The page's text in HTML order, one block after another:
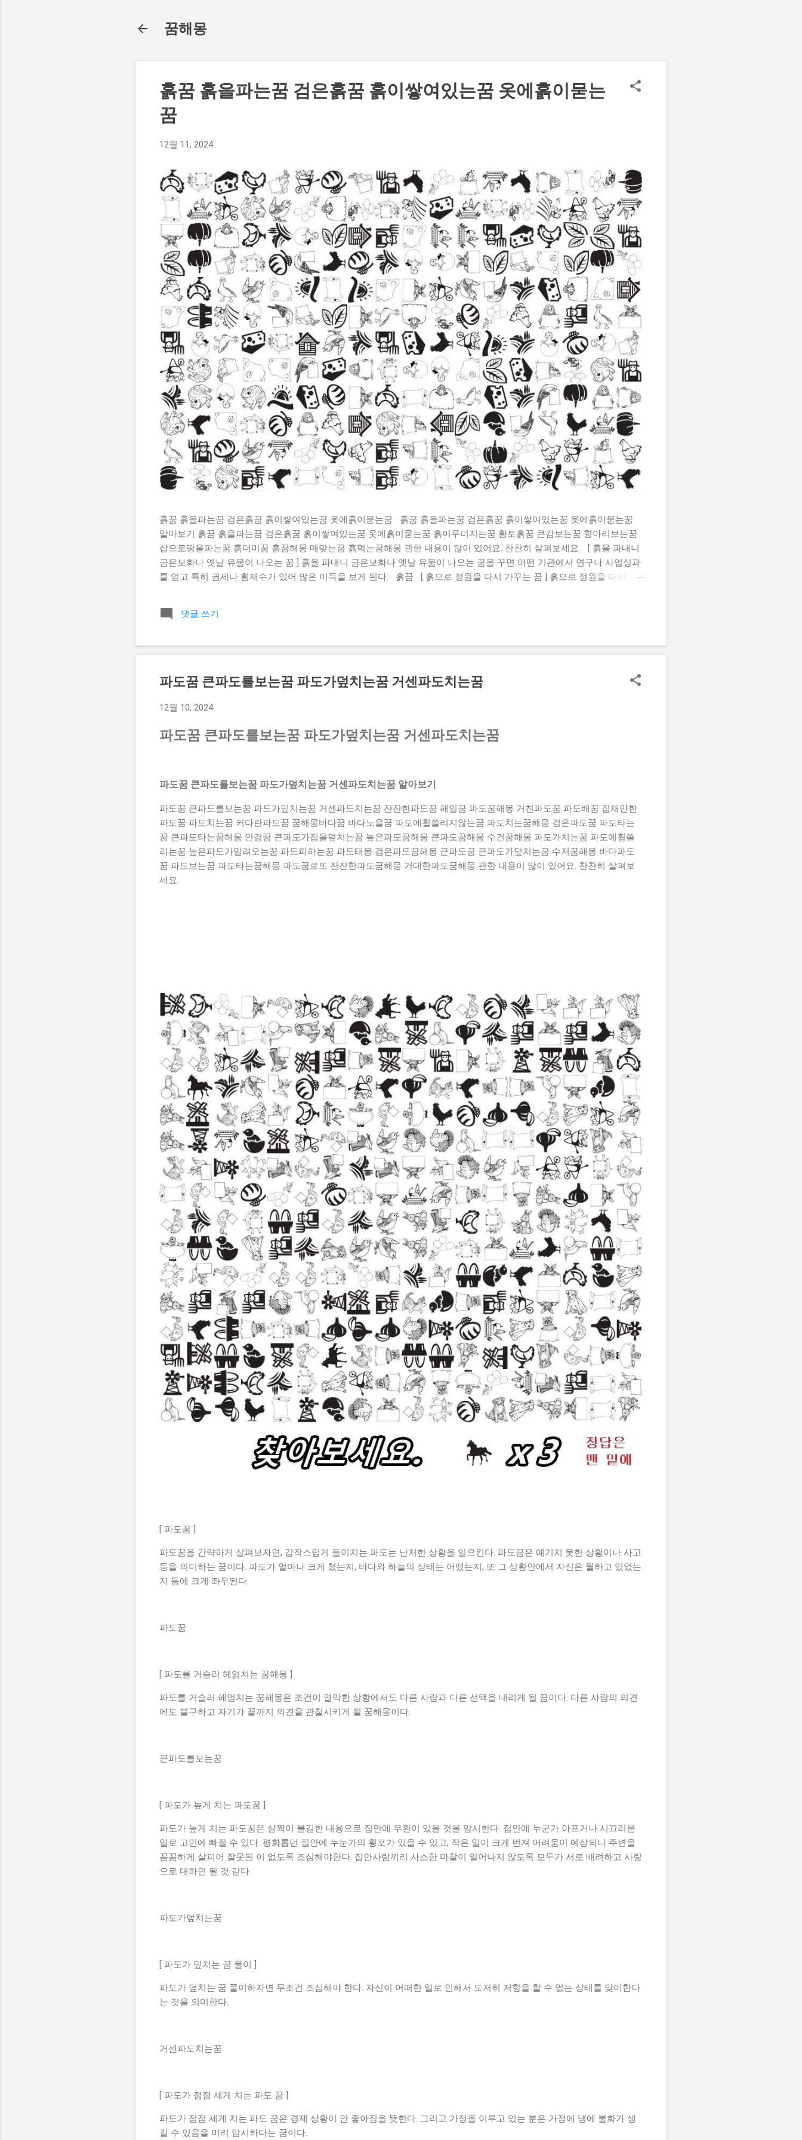
꿈해몽
흙꿈 흙을파는꿈 검은흙꿈 흙이쌓여있는꿈 옷에흙이묻는
꿈
12월 11, 2024
흙꿈 흙을파는꿈 검은흙꿈 흙이쌓여있는꿈 옷에흙이묻는꿈 흙꿈 흙을파는꿈 검은흙꿈 흙이쌓여있는꿈 옷에흙이묻는꿈
알아보기 흙꿈 흙을파는꿈 검은흙꿈 흙이쌓여있는꿈 옷에흙이묻는꿈 흙이무너지는꿈 황토흙꿈 큰감보는꿈 항아리보는꿈
삽으로땅을파는꿈 흙더미꿈 흙꿈해몽 매맞는꿈 흙먹는꿈해몽 관한 내용이 많이 있어요. 찬찬히 살펴보세요. [ 흙을 파내니
금은보화나 옛날 유물이 나오는 꿈 ] 흙을 파내니 금은보화나 옛날 유물이 나오는 꿈을 꾸면 어떤 기관에서 연구나 사업성과
를 얻고 특히 권세나 횡재수가 있어 많은 이득을 보게 된다. 흙꿈 [ 흙으로 정원을 다시 가꾸는 꿈 ] 흙으로 정원을 다시 가
는 꿈을 꾸게되면 생활환경이 안정될 조짐으로 좋은 꿈이다. 또는 술대접을 받을 일이 생긴다. 검은흙꿈 [ 진흙 수렁에 빠
지는 꿈 ] 진흙 수렁에 빠지는 꿈을 꾸었다면 생활이나 사업상 많은 곤경에 처하게 된다. 흙이쌓여있는꿈 [ 흙 속에서 물건
금은보화나 골동품이 나오는 꿈 ] 흙 속에서 금은보화나 골동품이 나오는 꿈을 꾸면 하는 일이 크게 성공하거나 권세를 얻게
창작활동을 하거나 사업을 꾸려나가게 되며, 여러 차례 어려움을 극복하고 노력한 대가를 거두게 된다. 황토흙꿈 [ 흙을 파
내서 차나 수레에 실어 집으로 오는 꿈 ] 흙을 파내서 차나 수레에 실어 집으로...
댓글 쓰기
파도꿈 큰파도를보는꿈 파도가덮치는꿈 거센파도치는꿈
12월 10, 2024
파도꿈 큰파도를보는꿈 파도가덮치는꿈 거센파도치는꿈
파도꿈 큰파도를보는꿈 파도가덮치는꿈 거센파도치는꿈 알아보기
파도꿈 큰파도를보는꿈 파도가덮치는꿈 거센파도치는꿈 잔잔한파도꿈 해일꿈 파도꿈해몽 거친파도꿈 파도배꿈 집채만한
파도꿈 파도치는꿈 커다란파도꿈 꿈해몽바다꿈 바다노을꿈 파도에휩쓸리지않는꿈 파도치는꿈해몽 검은파도꿈 파도타는
꿈 큰파도타는꿈해몽 안경꿈 큰파도가집을덮치는꿈 높은파도꿈해몽 큰파도꿈해몽 수건꿈해몽 파도가치는꿈 파도에휩쓸
리는꿈 높은파도가밀려오는꿈 파도피하는꿈 파도태몽 검은파도꿈해몽 큰파도꿈 큰파도가덮치는꿈 수저꿈해몽 바다파도
꿈 파도보는꿈 파도타는꿈해몽 파도꿈로또 잔잔한파도꿈해몽 거대한파도꿈해몽 관한 내용이 많이 있어요. 찬찬히 살펴보
세요.
[ 파도꿈 ]
파도꿈을 간략하게 살펴보자면, 갑작스럽게 들이치는 파도는 난처한 상황을 일으킨다. 파도꿈은 예기치 못한 상황이나 사고
등을 의미하는 꿈이다. 파도가 얼마나 크게 쳤는지, 바다와 하늘의 상태는 어땠는지, 또 그 상황안에서 자신은 뭘하고 있었는
지 등에 크게 좌우된다.
파도꿈
[ 파도를 거슬러 헤엄치는 꿈해몽 ]
파도를 거슬러 헤엄치는 꿈해몽은 조건이 열악한 상항에서도 다른 사람과 다른 선택을 내리게 될 꿈이다. 다른 사람의 의견
에도 불구하고 자기가 끝까지 의견을 관철시키게 될 꿈해몽이다.
큰파도를보는꿈
[ 파도가 높게 치는 파도꿈 ]
파도가 높게 치는 파도꿈은 살짝이 불길한 내용으로 집안에 우환이 있을 것을 암시한다. 집안에 누군가 아프거나 시끄러운
일로 고민에 빠질 수 있다. 평화롭던 집안에 누눈가의 횡포가 있을 수 있고, 작은 일이 크게 번져 어려움이 예상되니 주변을
꼼꼼하게 살피어 잘못된 이 없도록 조심해야한다. 집안사람끼리 사소한 마찰이 일어나지 않도록 모두가 서로 배려하고 사랑
으로 대하면 될 것 같다.
파도가덮치는꿈
[ 파도가 덮치는 꿈 풀이 ]
파도가 덮치는 꿈 풀이하자면 무조건 조심해야 한다. 자신이 어떠한 일로 인해서 도저히 저항을 할 수 없는 상태를 맞이한다
는 것을 의미한다.
거센파도치는꿈
[ 파도가 점점 세게 치는 파도 꿈 ]
파도가 점점 세게 치는 파도 꿈은 경제 상황이 안 좋아짐을 뜻한다. 그리고 가정을 이루고 있는 분은 가정에 냉에 불화가 생
길 수 있음을 미리 암시하다는 꿈이다.